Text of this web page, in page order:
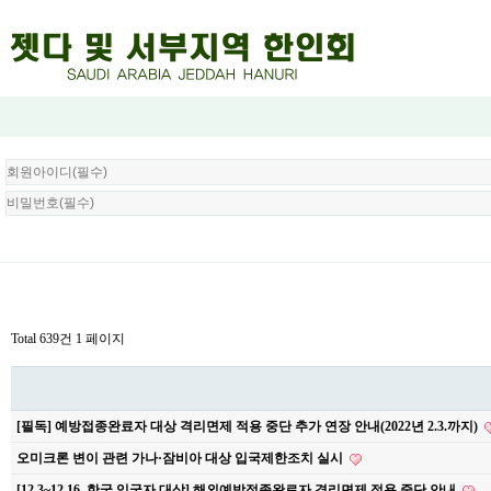
회
원
로
Total 639건 1 페이지
[필독] 예방접종완료자 대상 격리면제 적용 중단 추가 연장 안내(2022년 2.3.까지)
오미크론 변이 관련 가나·잠비아 대상 입국제한조치 실시